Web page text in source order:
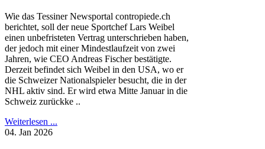
Wie das Tessiner Newsportal contropiede.ch
berichtet, soll der neue Sportchef Lars Weibel
einen unbefristeten Vertrag unterschrieben haben,
der jedoch mit einer Mindestlaufzeit von zwei
Jahren, wie CEO Andreas Fischer bestätigte.
Derzeit befindet sich Weibel in den USA, wo er
die Schweizer Nationalspieler besucht, die in der
NHL aktiv sind. Er wird etwa Mitte Januar in die
Schweiz zurückke ..
Weiterlesen ...
04. Jan 2026